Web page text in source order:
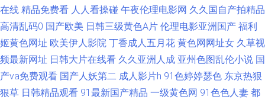
四虎私人影库 青草资源站 污污大涩 波多野结衣福利视频 日本a爱做 91九色
导航大全 国产十六区 无码砖区 91丝袜网站 久久96热 91蜜桃伊人在线播放
免费在线观看AV 久久免费精品视频图片 91传媒99视频 黑丝袜后入 人妻精品
国产 91麻豆传媒入口网站 操逼操色图 91国欲 黑人性爱网站 日本美女bb 91
在线 精品免费看 人人看操碰 午夜伦理电影网 久久国自产拍精品
高清乱码0 国产欧美 日韩三级黄色A片 伦理电影亚洲国产 福利
姬黄色网址 欧美伊人影院 丁香成人五月花 黄色网网址女 久草视
频最新网址 日韩大片在线看 久久亚洲人成 亚州色图乱伦小说 国
产va免费观看 国产人妖第二 成人影片h 91色婷婷瑟色 东京热狠
狠草 日韩精品观看 91最新国产精品 一级黄色网 91色色人妻 都